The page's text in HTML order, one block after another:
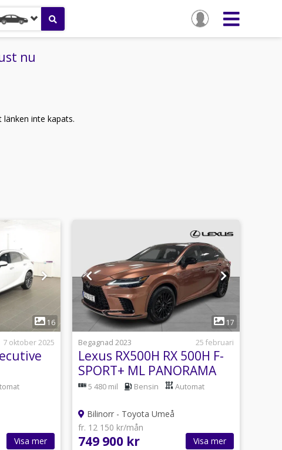
nu
inte kapats.
16
7 oktober 2025
Visa mer
1
17
Begagnad 2023
25 februari
Lexus RX500H RX 500H F-
SPORT+ ML PANORAMA
DRAG V-HJUL
5 480 mil Bensin Automat
Bilinorr - Toyota Umeå
fr. 12 150 kr/mån
749 900 kr Visa mer